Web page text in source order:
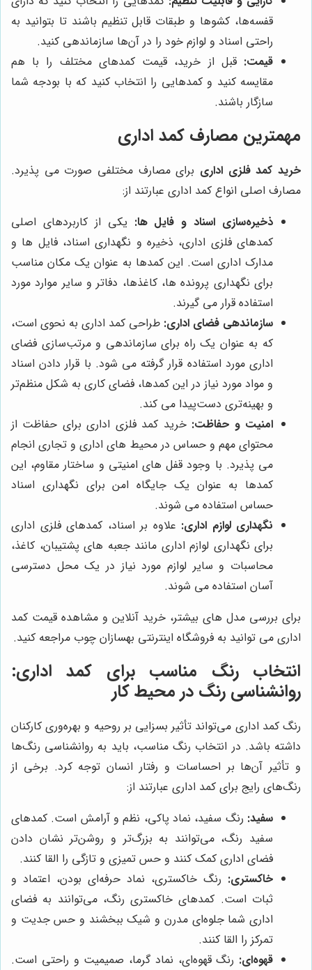
قفسه‌ها، کشوها و طبقات قابل تنظیم باشند تا بتوانید به
راحتی اسناد و لوازم خود را در آن‌ها سازماندهی کنید.
قیمت: قبل از خرید، قیمت کمدهای مختلف را با هم
مقایسه کنید و کمدهایی را انتخاب کنید که با بودجه شما
سازگار باشند.
مهمترین مصارف کمد اداری
خرید کمد فلزی اداری برای مصارف مختلفی صورت می پذیرد.
مصارف اصلی انواع کمد اداری عبارتند از:
ذخیره‌سازی اسناد و فایل ها: یکی از کاربردهای اصلی
کمدهای فلزی اداری، ذخیره و نگهداری اسناد، فایل ها و
مدارک اداری است. این کمدها به عنوان یک مکان مناسب
برای نگهداری پرونده ها، کاغذها، دفاتر و سایر موارد مورد
استفاده قرار می گیرند.
سازماندهی فضای اداری: طراحی کمد اداری به نحوی است،
که به عنوان یک راه برای سازماندهی و مرتب‌سازی فضای
اداری مورد استفاده قرار گرفته می شود. با قرار دادن اسناد
و مواد مورد نیاز در این کمدها، فضای کاری به شکل منظم‌تر
و بهینه‌تری دست‌پیدا می کند.
امنیت و حفاظت: خرید کمد فلزی اداری برای حفاظت از
محتوای مهم و حساس در محیط های اداری و تجاری انجام
می پذیرد. با وجود قفل های امنیتی و ساختار مقاوم، این
کمدها به عنوان یک جایگاه امن برای نگهداری اسناد
حساس استفاده می شوند.
نگهداری لوازم اداری: علاوه بر اسناد، کمدهای فلزی اداری
برای نگهداری لوازم اداری مانند جعبه های پشتیبان، کاغذ،
محاسبات و سایر لوازم مورد نیاز در یک محل دسترسی
آسان استفاده می شوند.
برای بررسی مدل های بیشتر، خرید آنلاین و مشاهده قیمت کمد
اداری می توانید به فروشگاه اینترنتی بهسازان چوب مراجعه کنید.
انتخاب رنگ مناسب برای کمد اداری:
روانشناسی رنگ در محیط کار
رنگ کمد اداری می‌تواند تأثیر بسزایی بر روحیه و بهره‌وری کارکنان
داشته باشد. در انتخاب رنگ مناسب، باید به روانشناسی رنگ‌ها
و تأثیر آن‌ها بر احساسات و رفتار انسان توجه کرد. برخی از
رنگ‌های رایج برای کمد اداری عبارتند از:
سفید: رنگ سفید، نماد پاکی، نظم و آرامش است. کمدهای
سفید رنگ، می‌توانند به بزرگ‌تر و روشن‌تر نشان دادن
فضای اداری کمک کنند و حس تمیزی و تازگی را القا کنند.
خاکستری: رنگ خاکستری، نماد حرفه‌ای بودن، اعتماد و
ثبات است. کمدهای خاکستری رنگ، می‌توانند به فضای
اداری شما جلوه‌ای مدرن و شیک ببخشند و حس جدیت و
تمرکز را القا کنند.
قهوه‌ای: رنگ قهوه‌ای، نماد گرما، صمیمیت و راحتی است.